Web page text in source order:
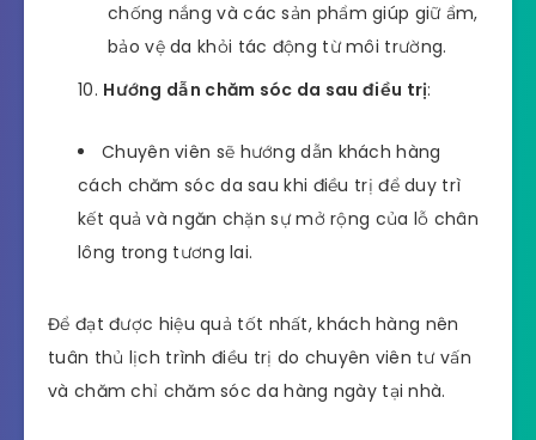
chống nắng và các sản phẩm giúp giữ ẩm,
bảo vệ da khỏi tác động từ môi trường.
Hướng dẫn chăm sóc da sau điều trị:
Chuyên viên sẽ hướng dẫn khách hàng
cách chăm sóc da sau khi điều trị để duy trì
kết quả và ngăn chặn sự mở rộng của lỗ chân
lông trong tương lai.
Để đạt được hiệu quả tốt nhất, khách hàng nên
tuân thủ lịch trình điều trị do chuyên viên tư vấn
và chăm chỉ chăm sóc da hàng ngày tại nhà.